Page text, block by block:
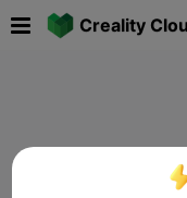
Creality